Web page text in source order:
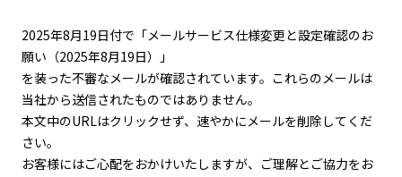
2025年8月19日付で「メールサービス仕様変更と設定確認のお
願い（2025年8月19日）」
を装った不審なメールが確認されています。これらのメールは
当社から送信されたものではありません。
本文中のURLはクリックせず、速やかにメールを削除してくだ
さい。
お客様にはご心配をおかけいたしますが、ご理解とご協力をお